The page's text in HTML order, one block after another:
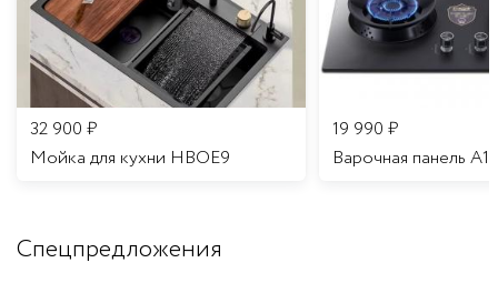
32 900 ₽
Мойка для кухни HBOE9
19 990 ₽
Варочная панель A16
Спецпредложения